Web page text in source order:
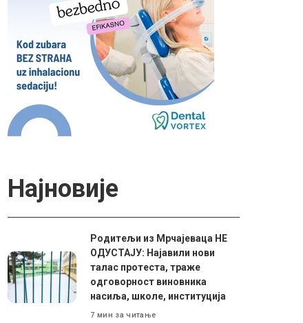
Најновије
Родитељи из Мрчајеваца НЕ
ОДУСТАЈУ: Најавили нови
талас протеста, траже
одговорност виновника
насиља, школе, институција
7 мин за читање